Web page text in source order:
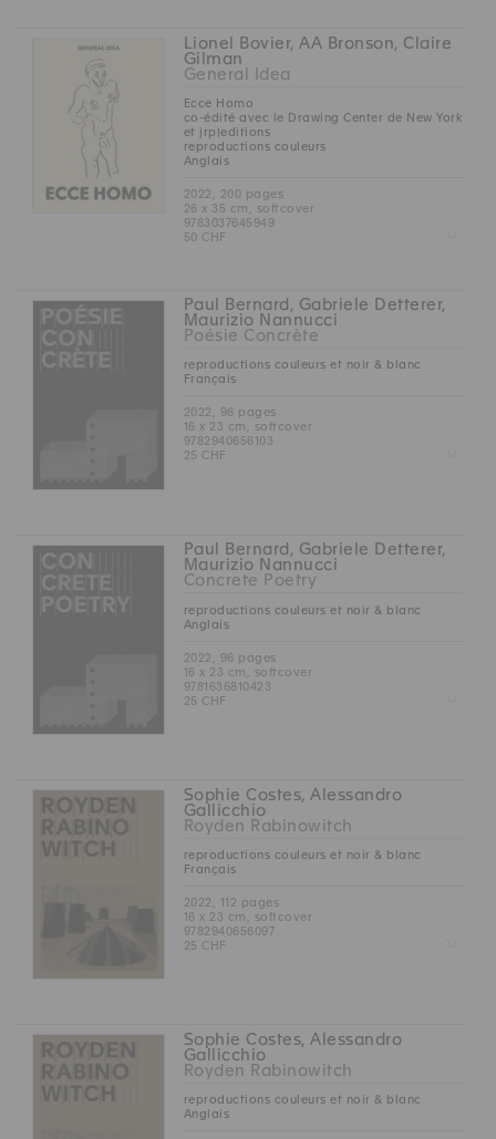
Lionel Bovier, AA Bronson, Claire
Gilman
General Idea
Ecce Homo
co-édité avec le Drawing Center de New York
et jrp|editions
reproductions couleurs
Anglais
2022, 200 pages
26 x 35 cm, softcover
9783037645949
50 CHF
Paul Bernard, Gabriele Detterer,
Maurizio Nannucci
Poésie Concrète
reproductions couleurs et noir & blanc
Français
2022, 96 pages
16 x 23 cm, softcover
9782940656103
25 CHF
Paul Bernard, Gabriele Detterer,
Maurizio Nannucci
Concrete Poetry
reproductions couleurs et noir & blanc
Anglais
2022, 96 pages
16 x 23 cm, softcover
9781636810423
25 CHF
Sophie Costes, Alessandro
Gallicchio
Royden Rabinowitch
reproductions couleurs et noir & blanc
Français
2022, 112 pages
16 x 23 cm, softcover
9782940656097
25 CHF
Sophie Costes, Alessandro
Gallicchio
Royden Rabinowitch
reproductions couleurs et noir & blanc
Anglais